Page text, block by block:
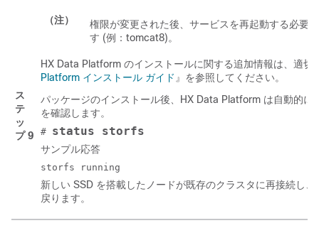
（注）
権限が変更された後、サービスを再起動する必要
す (例：tomcat8)。
HX Data Platform のインストールに関する追加情報は、適切
Platform インストール ガイド 』を参照してください。
ス
テ
ッ
プ 9
パッケージのインストール後、HX Data Platform は自動的に
を確認します。
# status storfs
サンプル応答
storfs running
新しい SSD を搭載したノードが既存のクラスタに再接続し
戻ります。